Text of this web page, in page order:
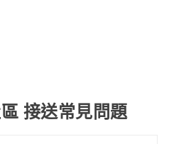
接送常見問題